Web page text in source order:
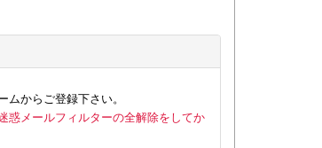
からご登録下さい。
惑メールフィルターの全解除をしてか